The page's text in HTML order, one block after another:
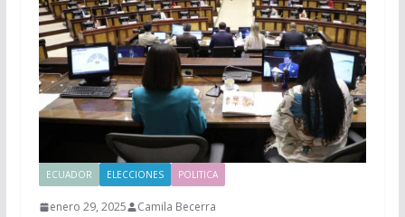
ECUADOR ELECCIONES POLITICA
enero 29, 2025 Camila Becerra